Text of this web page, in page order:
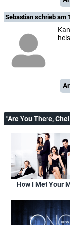
Sebastian schrieb am
"Are You There,
How I Met Your